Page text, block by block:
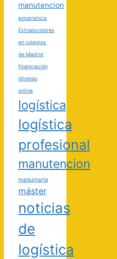
manutencion
experiencia
Extraescolares
en colegios
de Madrid
financiación
Idiomas
online
logística
logística
profesional
manutencion
maquinaria
máster
noticias
de
logística